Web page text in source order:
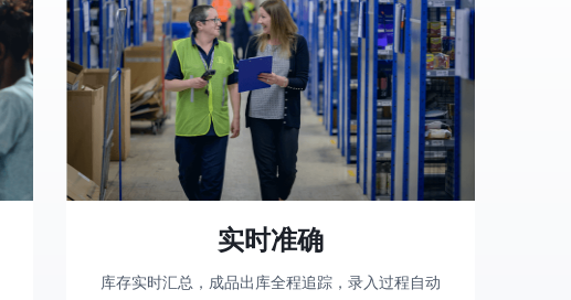
实时准确
库存实时汇总，成品出库全程追踪，录入过程自动